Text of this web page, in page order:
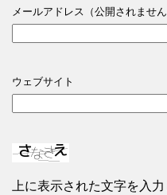
メールアドレス（公開されません
ウェブサイト
上に表示された文字を入力